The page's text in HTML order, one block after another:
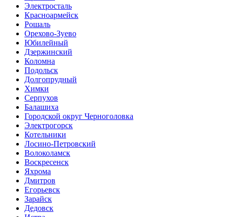
Электросталь
Красноармейск
Рошаль
Орехово-Зуево
Юбилейный
Дзержинский
Коломна
Подольск
Долгопрудный
Химки
Серпухов
Балашиха
Городской округ Черноголовка
Электрогорск
Котельники
Лосино-Петровский
Волоколамск
Воскресенск
Яхрома
Дмитров
Егорьевск
Зарайск
Дедовск